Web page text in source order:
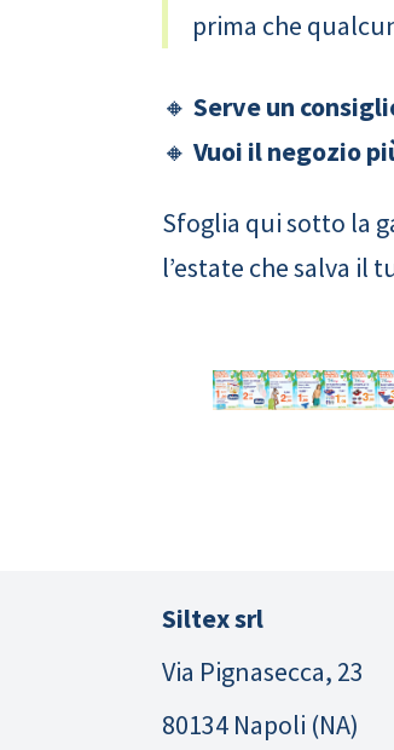
prima che
🔸Serve un
🔸Vuoi il negozio
Sfoglia qui sotto la
l’estate che salva il
Siltex srl
Via Pignasecca, 23
80134 Napoli (NA)